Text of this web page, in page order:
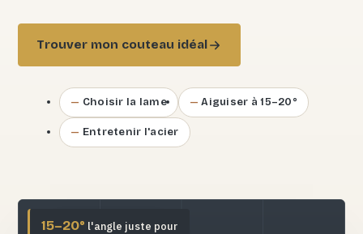
Trouver mon couteau idéal
Choisir la lame Aiguiser à 15–20°
Entretenir l'acier
15–20° l'angle juste pour